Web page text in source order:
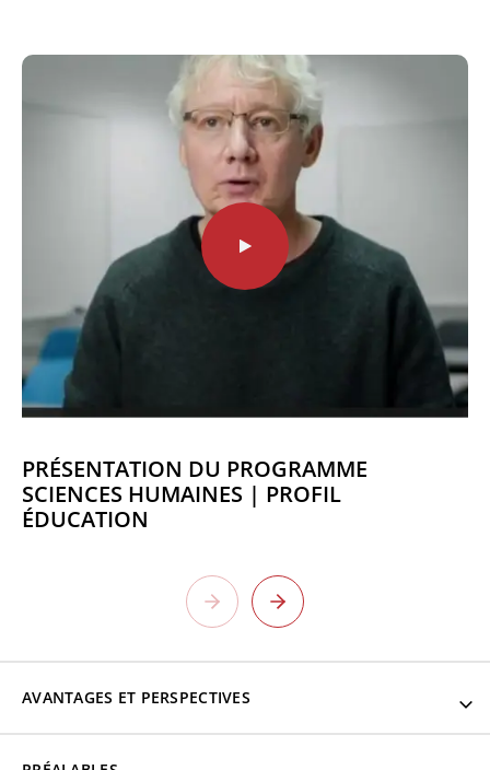
PRÉSENTATION DU PROGRAMME
SCIENCES HUMAINES | PROFIL
ÉDUCATION
AVANTAGES ET PERSPECTIVES
Perspectives universitaires